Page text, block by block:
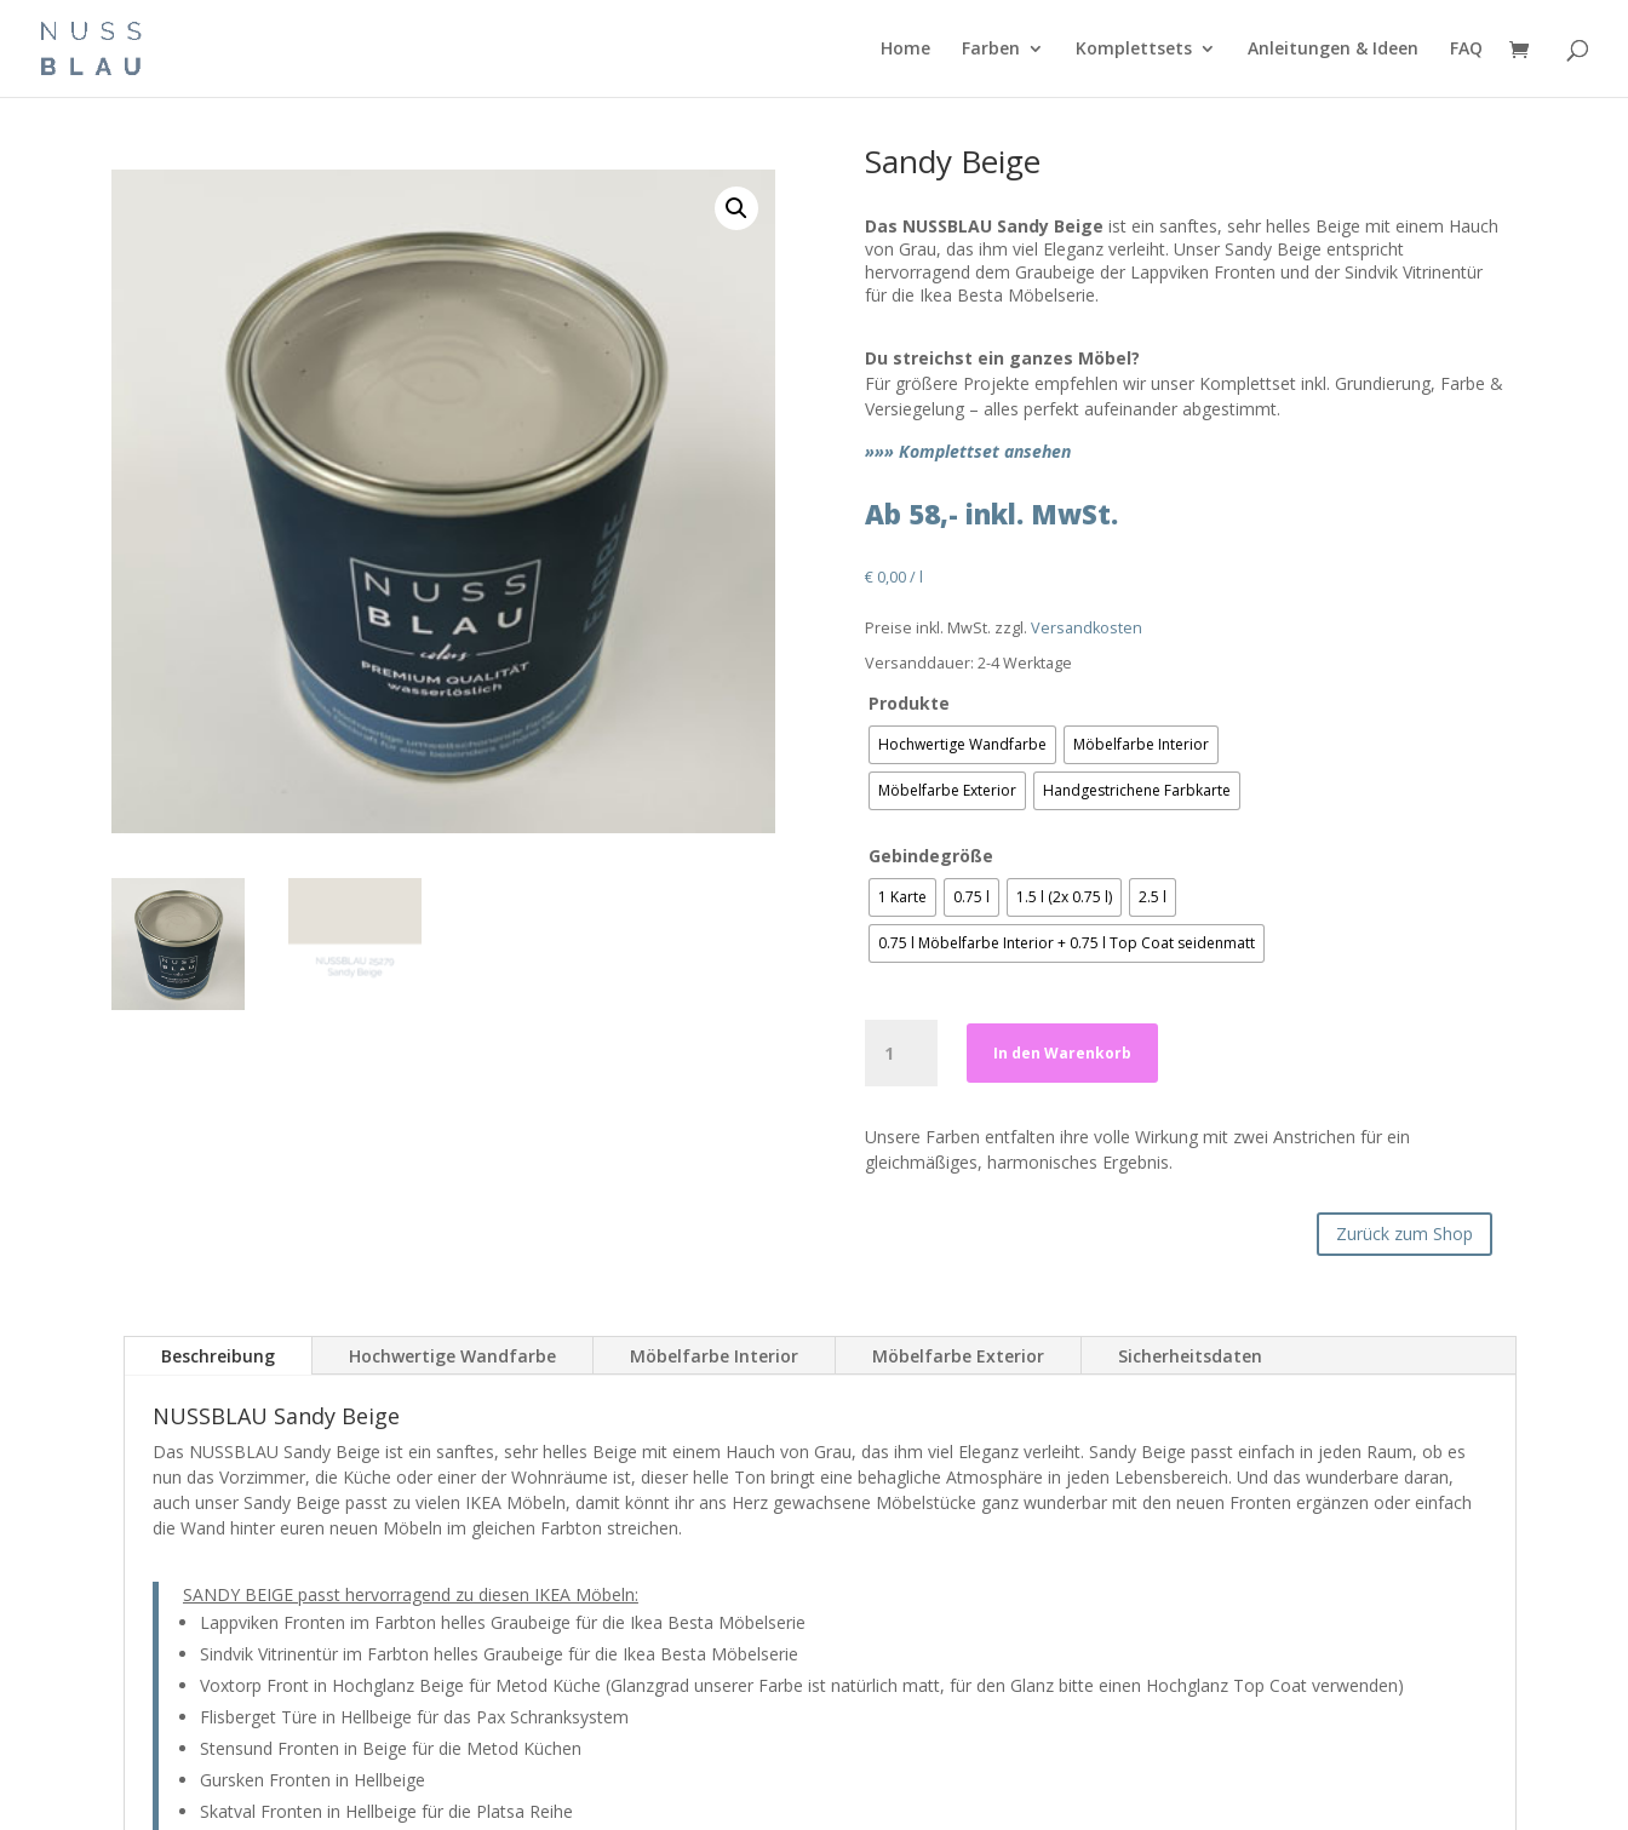
Home Farben Komplettsets Anleitungen & Ideen FAQ
Sandy Beige
Das NUSSBLAU Sandy Beige ist ein sanftes, sehr helles Beige mit einem Hauch
von Grau, das ihm viel Eleganz verleiht. Unser Sandy Beige entspricht
hervorragend dem Graubeige der Lappviken Fronten und der Sindvik Vitrinentür
für die Ikea Besta Möbelserie.
Du streichst ein ganzes Möbel?
Für größere Projekte empfehlen wir unser Komplettset inkl. Grundierung, Farbe &
Versiegelung – alles perfekt aufeinander abgestimmt.
»»» Komplettset ansehen
Ab 58,- inkl. MwSt.
€0,00/ l
Preise inkl. MwSt. zzgl. Versandkosten
Versanddauer: 2-4 Werktage
Produkte
Hochwertige Wandfarbe Möbelfarbe Interior
Möbelfarbe Exterior Handgestrichene Farbkarte
Gebindegröße
1 Karte 0.75 l 1.5 l (2x 0.75 l) 2.5 l
0.75 l Möbelfarbe Interior + 0.75 l Top Coat seidenmatt
Beige
In den Warenkorb
Unsere Farben entfalten ihre volle Wirkung mit zwei Anstrichen für ein
gleichmäßiges, harmonisches Ergebnis.
Zurück zum Shop
Beschreibung Hochwertige Wandfarbe Möbelfarbe Interior Möbelfarbe Exterior Sicherheitsdaten
NUSSBLAU Sandy Beige
Das NUSSBLAU Sandy Beige ist ein sanftes, sehr helles Beige mit einem Hauch von Grau, das ihm viel Eleganz verleiht. Sandy Beige passt einfach in jeden Raum, ob es
nun das Vorzimmer, die Küche oder einer der Wohnräume ist, dieser helle Ton bringt eine behagliche Atmosphäre in jeden Lebensbereich. Und das wunderbare daran,
auch unser Sandy Beige passt zu vielen IKEA Möbeln, damit könnt ihr ans Herz gewachsene Möbelstücke ganz wunderbar mit den neuen Fronten ergänzen oder einfach
die Wand hinter euren neuen Möbeln im gleichen Farbton streichen.
SANDY BEIGE passt hervorragend zu diesen IKEA Möbeln:
Lappviken Fronten im Farbton helles Graubeige für die Ikea Besta Möbelserie
Sindvik Vitrinentür im Farbton helles Graubeige für die Ikea Besta Möbelserie
Voxtorp Front in Hochglanz Beige für Metod Küche (Glanzgrad unserer Farbe ist natürlich matt, für den Glanz bitte einen Hochglanz Top Coat verwenden)
Flisberget Türe in Hellbeige für das Pax Schranksystem
Stensund Fronten in Beige für die Metod Küchen
Gursken Fronten in Hellbeige
Skatval Fronten in Hellbeige für die Platsa Reihe